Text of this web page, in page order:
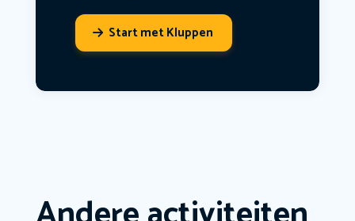
Start met Kluppen